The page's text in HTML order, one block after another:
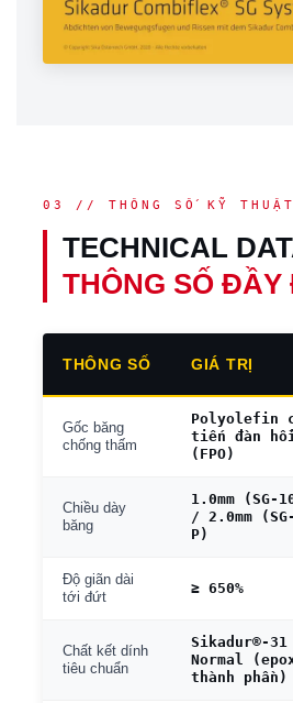
03 // THÔNG SỐ KỸ THUẬT
TECHNICAL
THÔNG SỐ ĐẦY
THÔNG SỐ GIÁ TRỊ
Gốc băng
chống thấm
Polyolefin
tiến đàn
(FPO)
Chiều dày
băng
1.0mm (SG-
/ 2.0mm
P)
Độ giãn dài
tới đứt
≥ 650%
Chất kết dính
tiêu chuẩn
Sikadur®-31
Normal
thành phần)